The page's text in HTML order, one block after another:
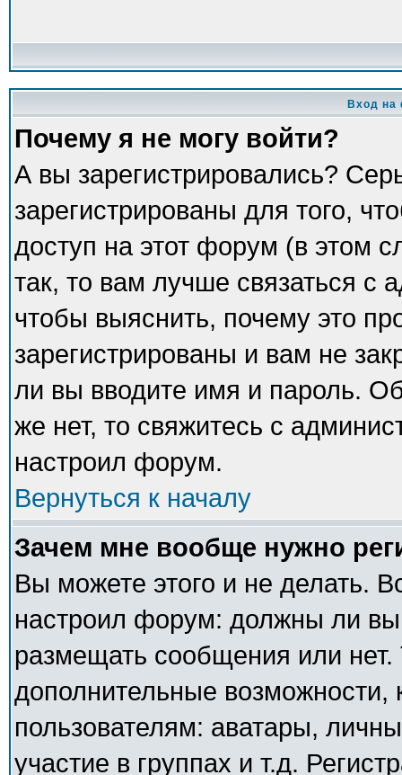
Вход на
Почему я не могу войти?
А вы зарегистрировались?
зарегистрированы для того,
доступ на этот форум (в этом
так, то вам лучше связаться с
чтобы выяснить, почему это
зарегистрированы и вам не
ли вы вводите имя и пароль.
же нет, то свяжитесь с
настроил форум.
Вернуться к началу
Зачем мне вообще нужно
Вы можете этого и не делать.
настроил форум: должны ли вы
размещать сообщения или
дополнительные
пользователям: аватары,
участие в группах и т.д.